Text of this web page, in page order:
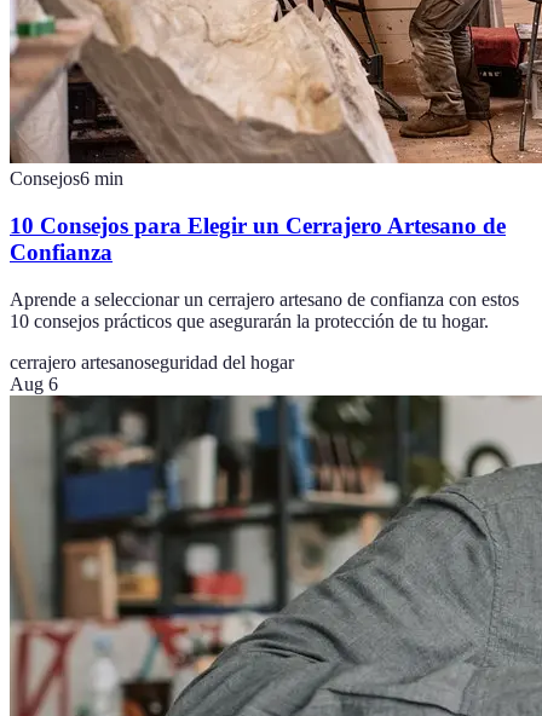
Consejos6 min
10 Consejos para Elegir un Cerrajero Artesano de
Confianza
Aprende a seleccionar un cerrajero artesano de confianza con estos
10 consejos prácticos que asegurarán la protección de tu hogar.
cerrajero artesanoseguridad del hogar
Aug 6